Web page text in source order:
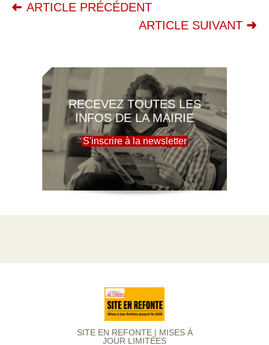
ARTICLE PRÉCÉDENT
ARTICLE SUIVANT
RECEVEZ TOUTES LES
INFOS DE LA MAIRIE
S'inscrire à la newsletter
SITE EN REFONTE | MISES À
JOUR LIMITÉES